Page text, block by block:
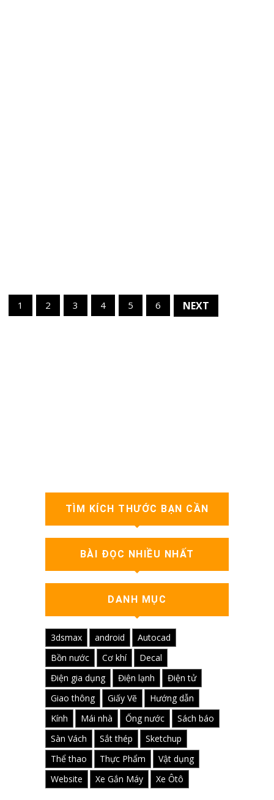
1 2 3 4 5 6 NEXT
TÌM KÍCH THƯỚC BẠN CẦN
BÀI ĐỌC NHIỀU NHẤT
DANH MỤC
3dsmax android
Autocad
Bồn nước
Cơ khí
Decal
Điện gia dụng
Điện lạnh
Điện tử
Giao thông
Giấy Vẽ
Hướng dẫn
Kính
Mái nhà Ống nước
Sách báo
Sàn Vách
Sắt thép
Sketchup
Thể thao
Thực Phẩm
Vật dụng
Website
Xe Gắn Máy Xe Ôtô